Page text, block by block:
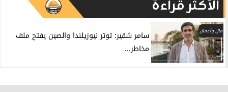
الأكثر قراءة
مال وأعمال
سامر شقير: توتر نيوزيلندا والصين يفتح ملف
مخاطر...